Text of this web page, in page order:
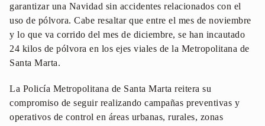
garantizar una Navidad sin accidentes relacionados con el
uso de pólvora. Cabe resaltar que entre el mes de noviembre
y lo que va corrido del mes de diciembre, se han incautado
24 kilos de pólvora en los ejes viales de la Metropolitana de
Santa Marta.
La Policía Metropolitana de Santa Marta reitera su
compromiso de seguir realizando campañas preventivas y
operativos de control en áreas urbanas, rurales, zonas